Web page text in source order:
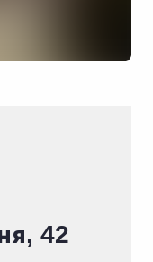
42